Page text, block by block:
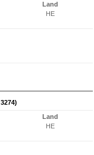
Land
HE
Land
HE